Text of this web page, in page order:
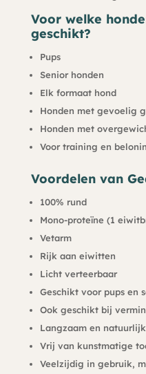
Voor welke
geschikt?
Pups
Senior honden
Elk formaat hond
Honden met gevoelig
Honden met
Voor training en
Voordelen van
100% rund
Mono-proteïne (1
Vetarm
Rijk aan eiwitten
Licht verteerbaar
Geschikt voor pups en
Ook geschikt bij
Langzaam en
Vrij van kunstmatige
Veelzijdig in gebruik,